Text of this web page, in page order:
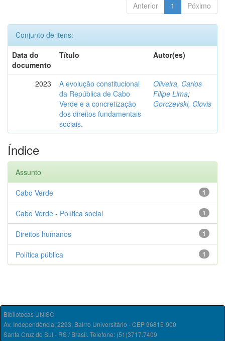
Anterior 1 Póximo
Conjunto de itens:
Data do
documento
Título Autor(es)
2023
A evolução constitucional
da República de Cabo
Verde e a concretização
dos direitos fundamentais
sociais.
Oliveira, Carlos
Filipe Lima;
Gorczevski, Clovis
Índice
Assunto
1
Cabo Verde
1
Cabo Verde - Política social
1
Direitos humanos
1
Política pública
Bibliotecas UNISC
Av. Independência, 2293, Bairro Universitário - CEP 96815-900
Santa Cruz do Sul - RS / Brasil. Telefone: (51)3717.7409